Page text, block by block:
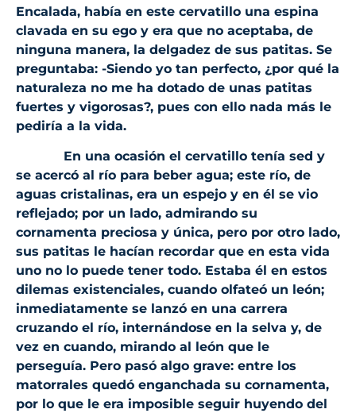
Encalada, había en este cervatillo una espina
clavada en su ego y era que no aceptaba, de
ninguna manera, la delgadez de sus patitas. Se
preguntaba: -Siendo yo tan perfecto, ¿por qué la
naturaleza no me ha dotado de unas patitas
fuertes y vigorosas?, pues con ello nada más le
pediría a la vida.
En una ocasión el cervatillo tenía sed y
se acercó al río para beber agua; este río, de
aguas cristalinas, era un espejo y en él se vio
reflejado; por un lado, admirando su
cornamenta preciosa y única, pero por otro lado,
sus patitas le hacían recordar que en esta vida
uno no lo puede tener todo. Estaba él en estos
dilemas existenciales, cuando olfateó un león;
inmediatamente se lanzó en una carrera
cruzando el río, internándose en la selva y, de
vez en cuando, mirando al león que le
perseguía. Pero pasó algo grave: entre los
matorrales quedó enganchada su cornamenta,
por lo que le era imposible seguir huyendo del